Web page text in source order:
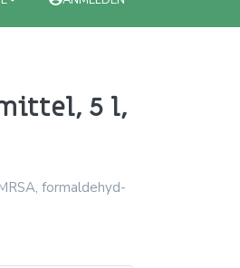
5 l,
formaldehyd-